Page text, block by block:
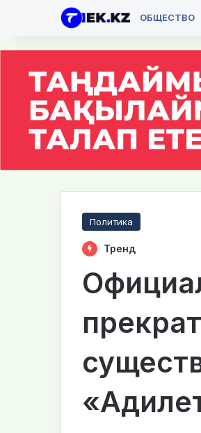
ОБЩЕСТВО
Политика
Тренд